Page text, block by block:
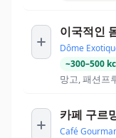
이국적인
Dôme
~300–500
망고, 패션프
카페 구르
Café